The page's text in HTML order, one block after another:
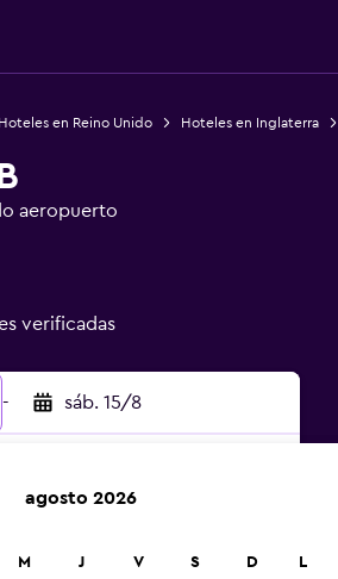
Hoteles en Reino Unido Hoteles en Inglaterra
aeropuerto
verificadas
- sáb. 15/8
agosto 2026
M J V S D L